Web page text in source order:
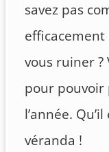
savez pas
vous ruiner
pour pouvoir
l’année.
véranda !